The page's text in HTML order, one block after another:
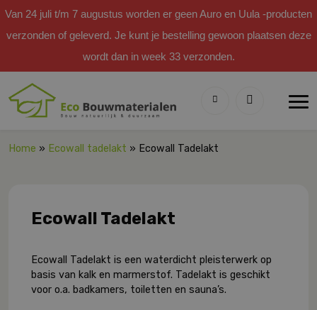
Van 24 juli t/m 7 augustus worden er geen Auro en Uula -producten
verzonden of geleverd. Je kunt je bestelling gewoon plaatsen deze
wordt dan in week 33 verzonden.
Home » Ecowall tadelakt » Ecowall Tadelakt
Ecowall Tadelakt
Ecowall Tadelakt is een waterdicht pleisterwerk op
basis van kalk en marmerstof. Tadelakt is geschikt
voor o.a. badkamers, toiletten en sauna’s.